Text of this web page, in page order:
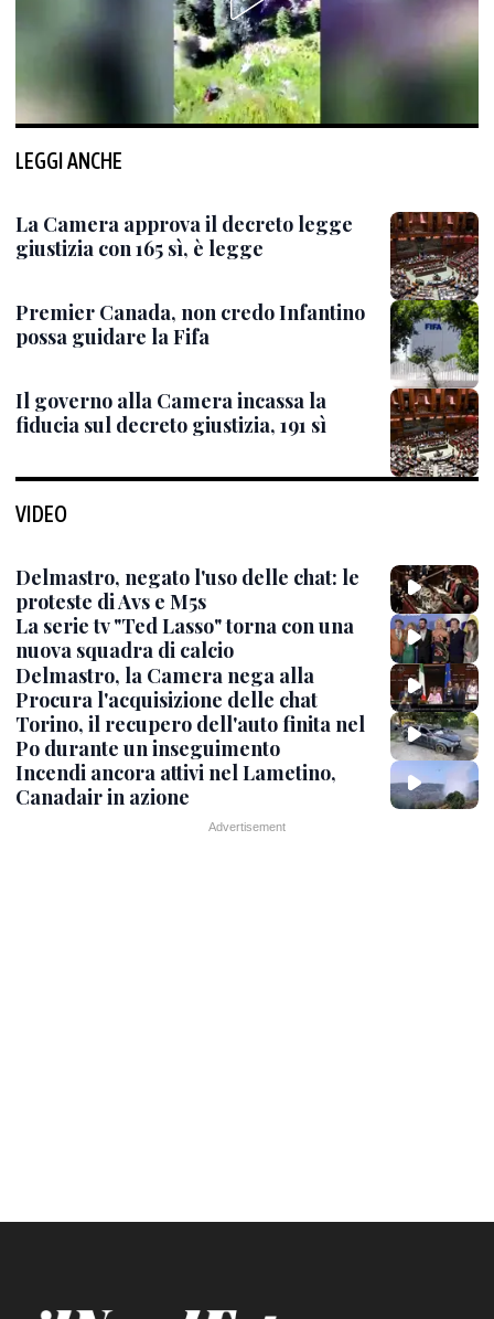
LEGGI ANCHE
La Camera approva il decreto legge
giustizia con 165 sì, è legge
Premier Canada, non credo Infantino
possa guidare la Fifa
Il governo alla Camera incassa la
fiducia sul decreto giustizia, 191 sì
VIDEO
Delmastro, negato l'uso delle chat: le
proteste di Avs e M5s
La serie tv "Ted Lasso" torna con una
nuova squadra di calcio
Delmastro, la Camera nega alla
Procura l'acquisizione delle chat
Torino, il recupero dell'auto finita nel
Po durante un inseguimento
Incendi ancora attivi nel Lametino,
Canadair in azione